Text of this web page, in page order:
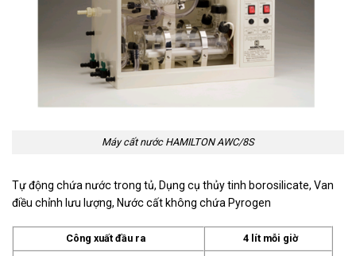
Máy cất nước HAMILTON AWC/8S
Tự động chứa nước trong tủ, Dụng cụ thủy tinh borosilicate, Van
điều chỉnh lưu lượng, Nước cất không chứa Pyrogen
Công xuất đầu ra
4 lít mỗi giờ